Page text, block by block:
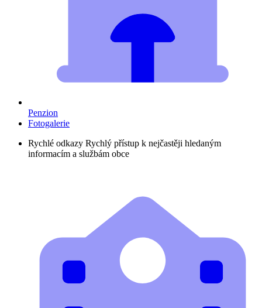
Penzion
Fotogalerie
Rychlé odkazy Rychlý přístup k nejčastěji hledaným
informacím a službám obce